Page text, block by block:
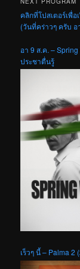
คลิกที่โปสเตอร์เพื่
(วันที่คร่าวๆ ครับ
อา 9 ส.ค. –
ประชาตื่นรู้
เร็วๆ นี้ – Palma 2